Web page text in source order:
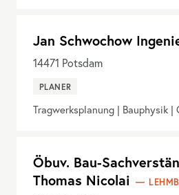
Jan Schwochow
14471 Potsdam
PLANER
Tragwerksplanung | Bauphysik |
Öbuv. Bau-
Thomas Nicolai